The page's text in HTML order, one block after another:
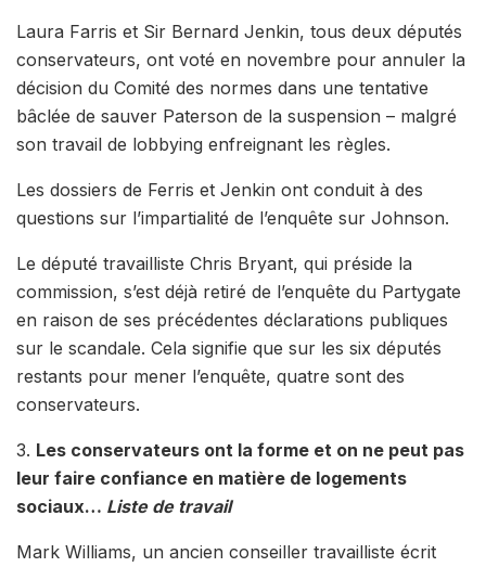
Laura Farris et Sir Bernard Jenkin, tous deux députés
conservateurs, ont voté en novembre pour annuler la
décision du Comité des normes dans une tentative
bâclée de sauver Paterson de la suspension – malgré
son travail de lobbying enfreignant les règles.
Les dossiers de Ferris et Jenkin ont conduit à des
questions sur l’impartialité de l’enquête sur Johnson.
Le député travailliste Chris Bryant, qui préside la
commission, s’est déjà retiré de l’enquête du Partygate
en raison de ses précédentes déclarations publiques
sur le scandale. Cela signifie que sur les six députés
restants pour mener l’enquête, quatre sont des
conservateurs.
3. Les conservateurs ont la forme et on ne peut pas
leur faire confiance en matière de logements
sociaux… Liste de travail
Mark Williams, un ancien conseiller travailliste écrit